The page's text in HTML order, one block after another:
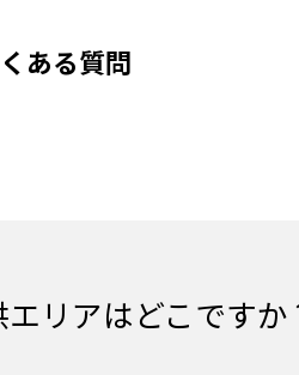
ある質問
リアはどこですか